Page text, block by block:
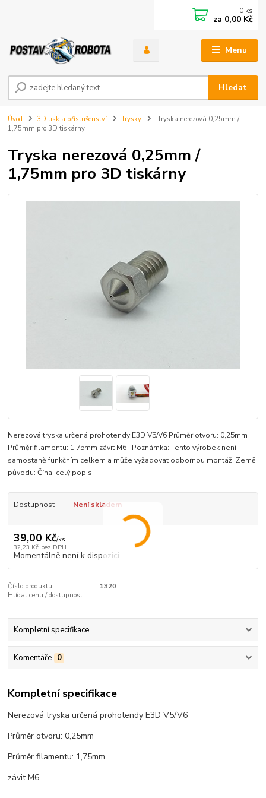
Menu
Hledat
0 ks
za 0,00 Kč
Úvod 3D tisk a příslušenství Trysky
Tryska nerezová 0,25mm /
1,75mm pro 3D tiskárny
Tryska nerezová 0,25mm /
1,75mm pro 3D tiskárny
Nerezová tryska určená prohotendy E3D V5/V6 Průměr otvoru: 0,25mm
Průměr filamentu: 1,75mm závit M6 Poznámka: Tento výrobek není
samostaně funkčním celkem a může vyžadovat odbornou montáž. Země
původu: Čína. celý popis
Dostupnost Není skladem
39,00 Kč/ks
32,23 Kč bez DPH
Momentálně není k dispozici
Číslo produktu:
1320
Hlídat cenu / dostupnost
Kompletní specifikace
Komentáře 0
Kompletní specifikace
Nerezová tryska určená prohotendy E3D V5/V6
Průměr otvoru: 0,25mm
Průměr filamentu: 1,75mm
závit M6